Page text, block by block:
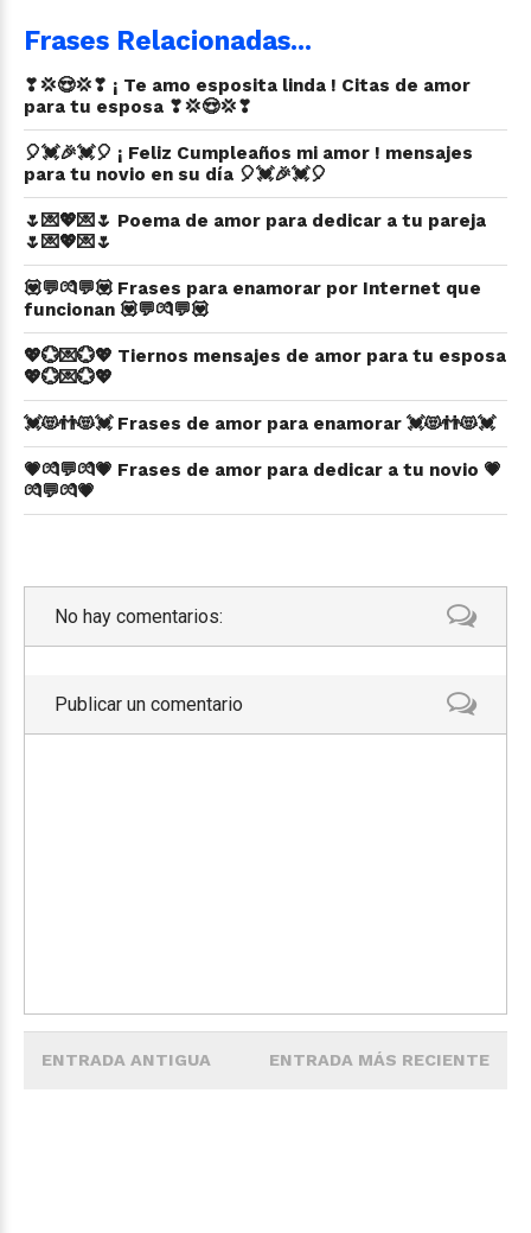
Frases Relacionadas...
❣💢😍💢❣ ¡ Te amo esposita linda ! Citas de amor
para tu esposa ❣💢😍💢❣
🎈💓🎉💓🎈 ¡ Feliz Cumpleaños mi amor ! mensajes
para tu novio en su día 🎈💓🎉💓🎈
🌷💌💖💌🌷 Poema de amor para dedicar a tu pareja
🌷💌💖💌🌷
💟💬💏💬💟 Frases para enamorar por Internet que
funcionan 💟💬💏💬💟
💖💮💌💮💖 Tiernos mensajes de amor para tu esposa
💖💮💌💮💖
💓😻👬😻💓 Frases de amor para enamorar 💓😻👬😻💓
💗💏💬💏💗 Frases de amor para dedicar a tu novio 💗
💏💬💏💗
No hay comentarios:
Publicar un comentario
ENTRADA MÁS RECIENTE
ENTRADA ANTIGUA